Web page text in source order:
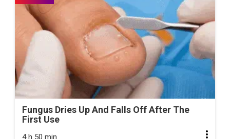
Fungus Dries Up And Falls Off After The
First Use
4 h 50 min